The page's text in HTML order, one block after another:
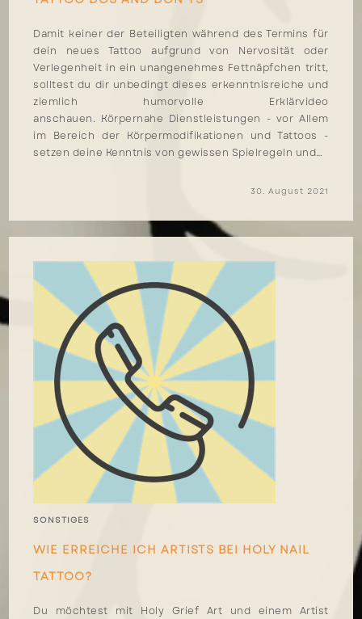
Damit keiner der Beteiligten während des Termins für
dein neues Tattoo aufgrund von Nervosität oder
Verlegenheit in ein unangenehmes Fettnäpfchen tritt,
solltest du dir unbedingt dieses erkenntnisreiche und
ziemlich humorvolle Erklärvideo
anschauen. Körpernahe Dienstleistungen - vor Allem
im Bereich der Körpermodifikationen und Tattoos -
setzen deine Kenntnis von gewissen Spielregeln und…
30. August 2021
SONSTIGES
WIE ERREICHE ICH ARTISTS BEI HOLY NAIL
TATTOO?
Du möchtest mit Holy Grief Art und einem Artist